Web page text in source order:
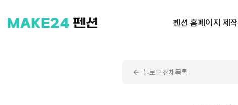
펜션 홈페이지 제작
블로그 전체목록